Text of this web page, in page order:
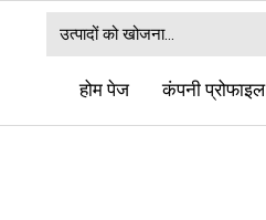
होम पेज कंपनी प्रोफाइल